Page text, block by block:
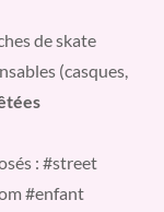
de skate
(casques,
: #street
#enfant